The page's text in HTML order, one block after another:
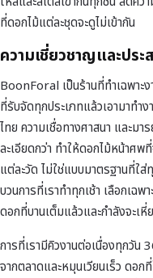
ที่ดอกไม้แต่ละชุดจะดูไม่เข้ากัน
ความเชี่ยวชาญและปร
BoonForal เป็นร้านที่ทำเฉพาะ
ที่รับจัดทุกประเภทแล้วเอามาทำ
ไทย ความเชื่อทางศาสนา และมา
ละเอียดกว่า ทำให้ดอกไม้หน้าศพ
แต่ละวัด ไม่ใช่แบบมาตรฐานที่ใ
บวนการที่เราทำทุกเช้า เลือกเฉพ
ดอกที่บานเต็มแล้วและกำลังจะเหี่
การที่เรามีคิวงานต่อเนื่องทุกวัน
จากตลาดและหมุนเวียนเร็ว ดอก